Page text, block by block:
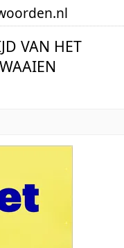
.nl
VAN HET